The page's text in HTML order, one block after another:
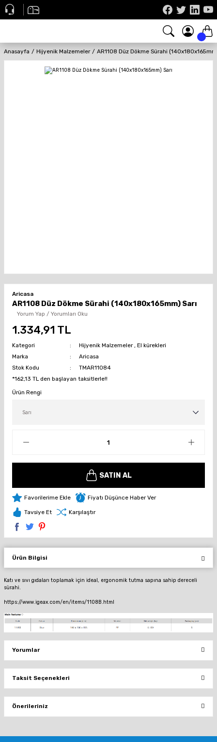
Anasayfa Hijyenik Malzemeler AR1108 Düz Dökme Sürahi
Aricasa
AR1108 Düz Dökme Sürahi (140x180x165mm) Sarı
Yorum Yap / Yorumları Oku
1.334,91 TL
Kategori Hijyenik Malzemeler ,El kürekleri
Marka
Aricasa
Stok Kodu
TMAR11084
*162,13 TL den başlayan taksitlerle!!
Ürün Rengi
SATIN AL
Fiyatı Düşünce Haber Ver
Tavsiye Et Karşılaştır
Ürün Bilgisi
Katı ve sıvı gıdaları toplamak için ideal, ergonomik tutma sapına sahip dereceli
sürahi.
https://www.igeax.com/en/items/1108B.html
Yorumlar
Bu ürüne ilk yorumu siz yapın!
Yorum Yaz
Taksit Seçenekleri
Önerileriniz